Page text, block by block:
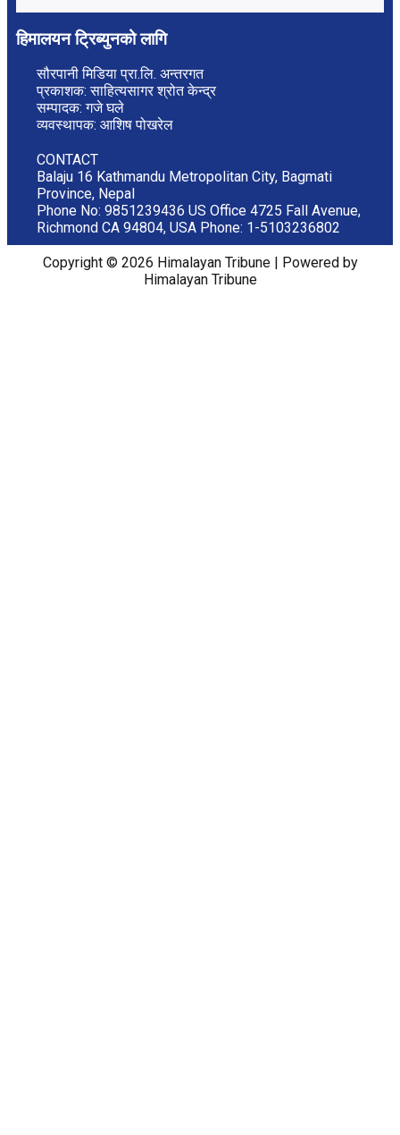
हिमालयन ट्रिब्युनको लागि
सौरपानी मिडिया प्रा.लि. अन्तरगत
प्रकाशक: साहित्यसागर श्रोत केन्द्र
सम्पादक: गजे घले
व्यवस्थापक: आशिष पोखरेल
CONTACT
Balaju 16 Kathmandu Metropolitan City, Bagmati
Province, Nepal
Phone No: 9851239436 US Office 4725 Fall Avenue,
Richmond CA 94804, USA Phone: 1-5103236802
Copyright © 2026 Himalayan Tribune | Powered by
Himalayan Tribune